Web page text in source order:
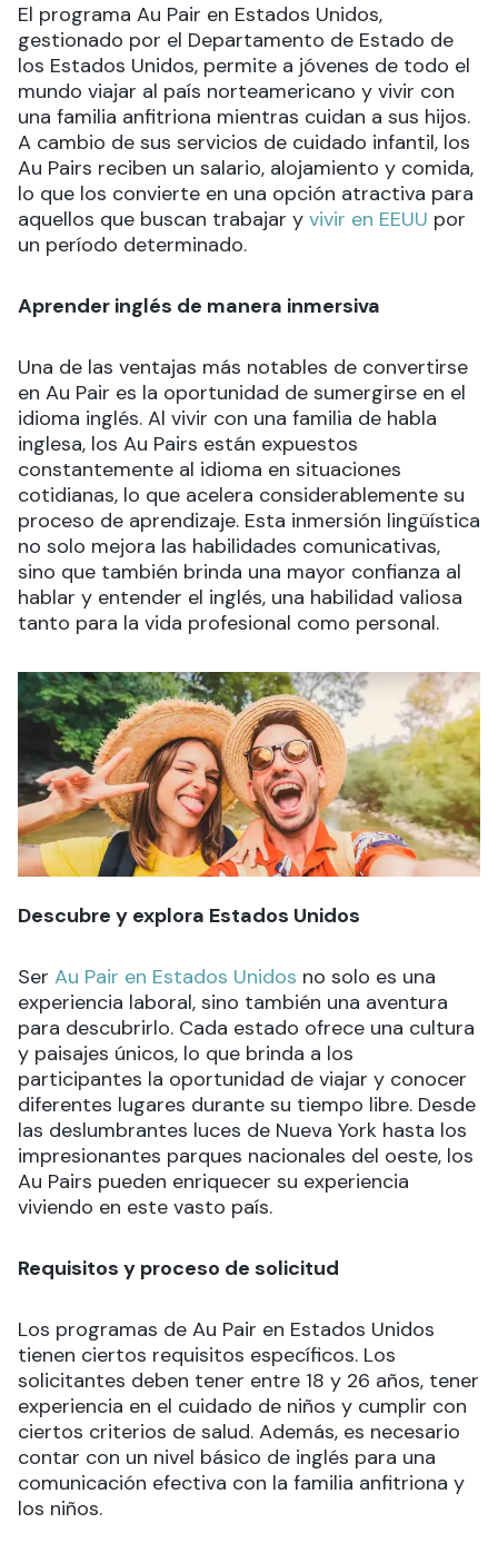
El programa Au Pair en Estados Unidos,
gestionado por el Departamento de Estado de
los Estados Unidos, permite a jóvenes de todo el
mundo viajar al país norteamericano y vivir con
una familia anfitriona mientras cuidan a sus hijos.
A cambio de sus servicios de cuidado infantil, los
Au Pairs reciben un salario, alojamiento y comida,
lo que los convierte en una opción atractiva para
aquellos que buscan trabajar y vivir en EEUU por
un período determinado.
Aprender inglés de manera inmersiva
Una de las ventajas más notables de convertirse
en Au Pair es la oportunidad de sumergirse en el
idioma inglés. Al vivir con una familia de habla
inglesa, los Au Pairs están expuestos
constantemente al idioma en situaciones
cotidianas, lo que acelera considerablemente su
proceso de aprendizaje. Esta inmersión lingüística
no solo mejora las habilidades comunicativas,
sino que también brinda una mayor confianza al
hablar y entender el inglés, una habilidad valiosa
tanto para la vida profesional como personal.
Descubre y explora Estados Unidos
Ser Au Pair en Estados Unidos no solo es una
experiencia laboral, sino también una aventura
para descubrirlo. Cada estado ofrece una cultura
y paisajes únicos, lo que brinda a los
participantes la oportunidad de viajar y conocer
diferentes lugares durante su tiempo libre. Desde
las deslumbrantes luces de Nueva York hasta los
impresionantes parques nacionales del oeste, los
Au Pairs pueden enriquecer su experiencia
viviendo en este vasto país.
Requisitos y proceso de solicitud
Los programas de Au Pair en Estados Unidos
tienen ciertos requisitos específicos. Los
solicitantes deben tener entre 18 y 26 años, tener
experiencia en el cuidado de niños y cumplir con
ciertos criterios de salud. Además, es necesario
contar con un nivel básico de inglés para una
comunicación efectiva con la familia anfitriona y
los niños.